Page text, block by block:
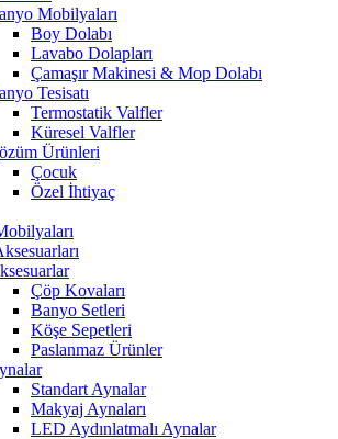
Mobilyaları
Boy Dolabı
Lavabo Dolapları
Çamaşır Makinesi & Mop Dolabı
Tesisatı
Termostatik Valfler
Küresel Valfler
Ürünleri
Çocuk
Özel İhtiyaç
Çöp Kovaları
Banyo Setleri
Köşe Sepetleri
Paslanmaz Ürünler
Standart Aynalar
Makyaj Aynaları
LED Aydınlatmalı Aynalar